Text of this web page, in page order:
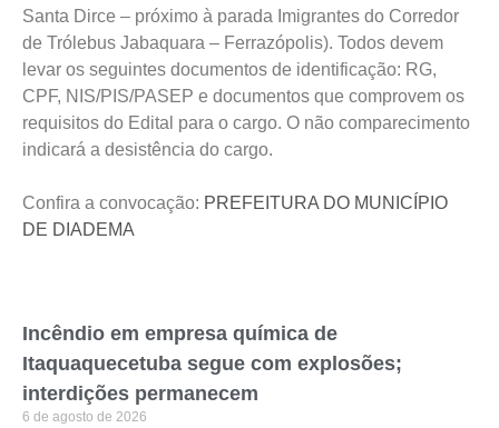
Santa Dirce – próximo à parada Imigrantes do Corredor
de Trólebus Jabaquara – Ferrazópolis). Todos devem
levar os seguintes documentos de identificação: RG,
CPF, NIS/PIS/PASEP e documentos que comprovem os
requisitos do Edital para o cargo. O não comparecimento
indicará a desistência do cargo.
Confira a convocação: PREFEITURA DO MUNICÍPIO
DE DIADEMA
Incêndio em empresa química de
Itaquaquecetuba segue com explosões;
interdições permanecem
6 de agosto de 2026